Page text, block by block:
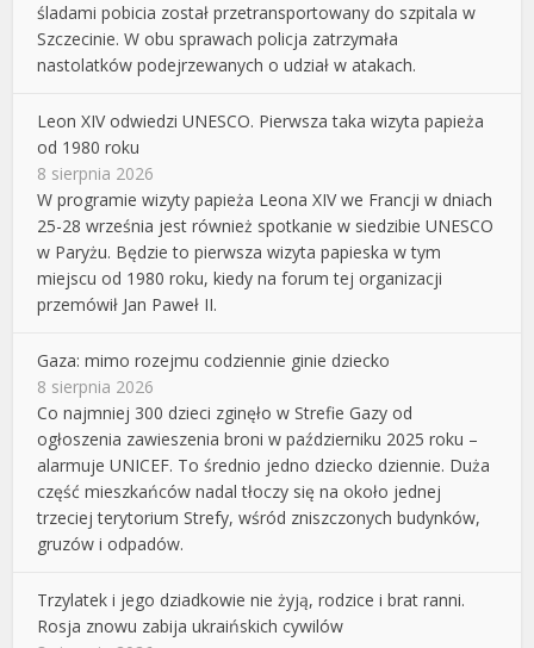
śladami pobicia został przetransportowany do szpitala w
Szczecinie. W obu sprawach policja zatrzymała
nastolatków podejrzewanych o udział w atakach.
Leon XIV odwiedzi UNESCO. Pierwsza taka wizyta papieża
od 1980 roku
8 sierpnia 2026
W programie wizyty papieża Leona XIV we Francji w dniach
25-28 września jest również spotkanie w siedzibie UNESCO
w Paryżu. Będzie to pierwsza wizyta papieska w tym
miejscu od 1980 roku, kiedy na forum tej organizacji
przemówił Jan Paweł II.
Gaza: mimo rozejmu codziennie ginie dziecko
8 sierpnia 2026
Co najmniej 300 dzieci zginęło w Strefie Gazy od
ogłoszenia zawieszenia broni w październiku 2025 roku –
alarmuje UNICEF. To średnio jedno dziecko dziennie. Duża
część mieszkańców nadal tłoczy się na około jednej
trzeciej terytorium Strefy, wśród zniszczonych budynków,
gruzów i odpadów.
Trzylatek i jego dziadkowie nie żyją, rodzice i brat ranni.
Rosja znowu zabija ukraińskich cywilów